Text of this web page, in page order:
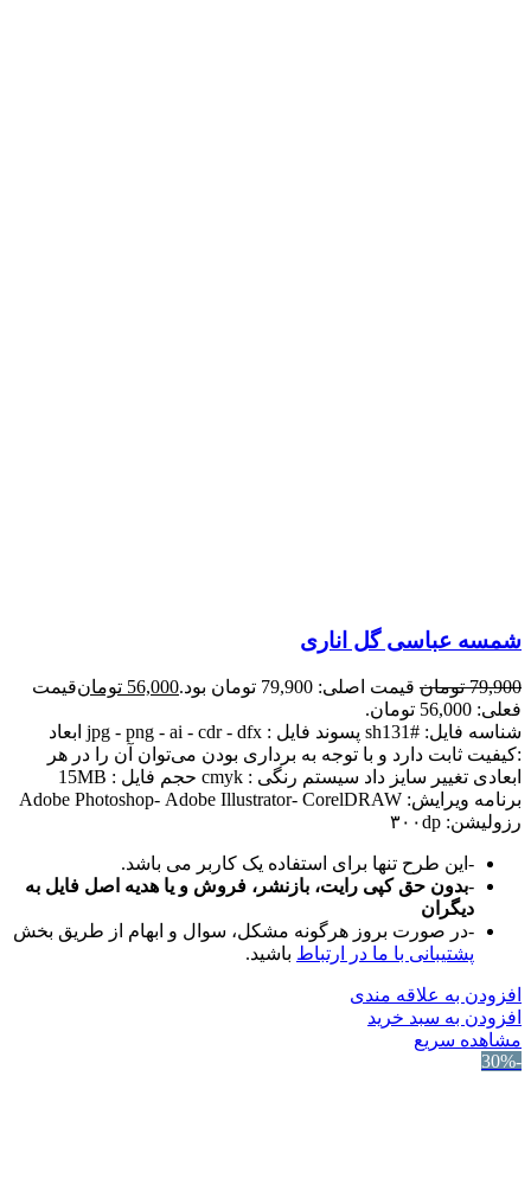
شمسه عباسی گل اناری
79,900 تومان قیمت اصلی: 79,900 تومان بود. 56,000 تومانقیمت
فعلی: 56,000 تومان.
شناسه فایل: #sh131 پسوند فایل : jpg - png - ai - cdr - dfx ابعاد
:کیفیت ثابت دارد و با توجه به برداری بودن می‌توان آن را در هر
ابعادی تغییر سایز داد سیستم رنگی : cmyk حجم فایل : 15MB
برنامه ویرایش: Adobe Photoshop- Adobe Illustrator- CorelDRAW
رزولیشن: ۳۰۰dp
-این طرح تنها برای استفاده یک کاربر می باشد.
-بدون حق کپی رایت، بازنشر، فروش و یا هدیه اصل فایل به
دیگران
-در صورت بروز هرگونه مشکل، سوال و ابهام از طریق بخش
پشتیبانی با ما در ارتباط باشید.
افزودن به علاقه مندی
افزودن به سبد خرید
مشاهده سریع
-30%